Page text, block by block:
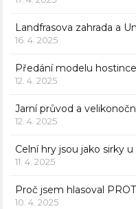
Landfrasova zahrada a
16. 4. 2025
Předání modelu
12. 4. 2025
Jarní průvod a
12. 4. 2025
Celní hry jsou jako sirky
11. 4. 2025
Proč jsem hlasoval
10. 4. 2025